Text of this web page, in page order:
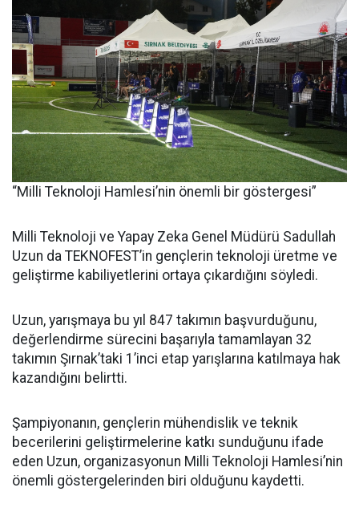
“Milli Teknoloji Hamlesi’nin önemli bir göstergesi”
Milli Teknoloji ve Yapay Zeka Genel Müdürü Sadullah
Uzun da TEKNOFEST’in gençlerin teknoloji üretme ve
geliştirme kabiliyetlerini ortaya çıkardığını söyledi.
Uzun, yarışmaya bu yıl 847 takımın başvurduğunu,
değerlendirme sürecini başarıyla tamamlayan 32
takımın Şırnak’taki 1’inci etap yarışlarına katılmaya hak
kazandığını belirtti.
Şampiyonanın, gençlerin mühendislik ve teknik
becerilerini geliştirmelerine katkı sunduğunu ifade
eden Uzun, organizasyonun Milli Teknoloji Hamlesi’nin
önemli göstergelerinden biri olduğunu kaydetti.